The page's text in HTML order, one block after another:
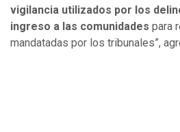
vigilancia utilizados por los
ingreso a las comunidades para
mandatadas por los tribunales”,